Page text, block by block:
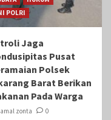
POLRI
Jaga
Pusat
Polsek
Barat Berikan
Pada Warga
zonta 0